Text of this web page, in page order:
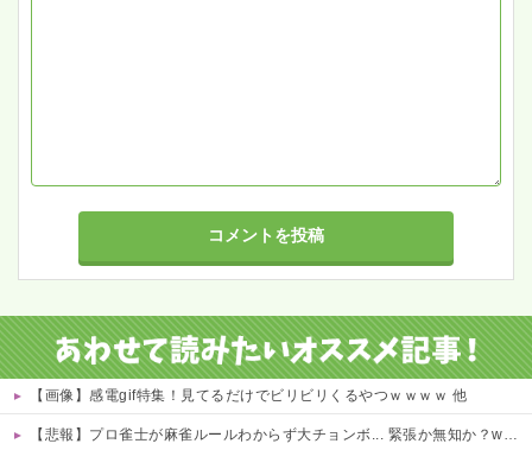
【画像】感電gif特集！見てるだけでビリビリくるやつｗｗｗｗ 他
【悲報】プロ雀士が麻雀ルールわからず大チョンボ... 緊張か無知か？wwwwww 他